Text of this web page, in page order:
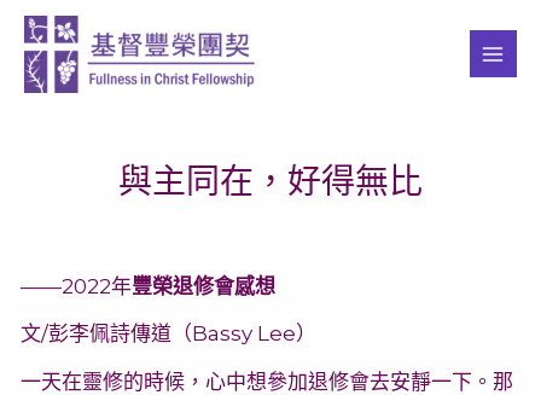
Skip
content
與主同在，好得無比
——2022年豐榮退修會感想
文/彭李佩詩傳道（Bassy Lee）
一天在靈修的時候，心中想參加退修會去安靜一下。那